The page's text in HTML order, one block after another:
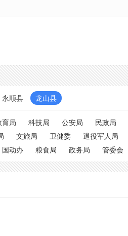
永顺县 龙山县
育局 科技局 公安局 民政局
文旅局 卫健委 退役军人局
国动办 粮食局 政务局 管委会